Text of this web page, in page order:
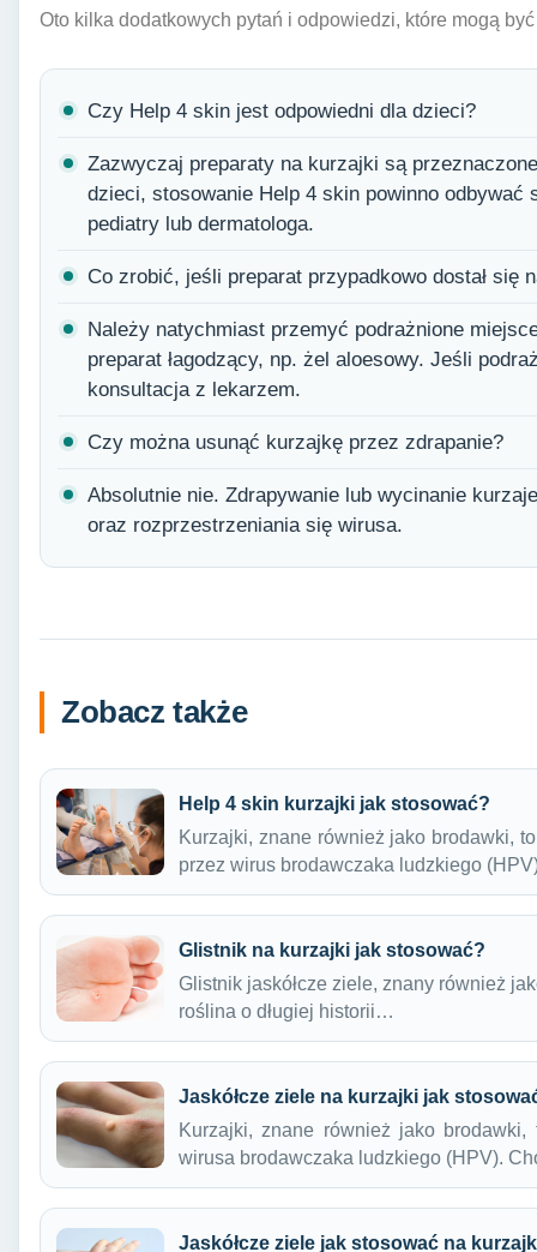
Oto kilka dodatkowych pytań i odpowiedzi, które mogą
Czy Help 4 skin jest odpowiedni dla dzieci?
Zazwyczaj preparaty na kurzajki są
dzieci, stosowanie Help 4 skin powinno odbywać
pediatry lub dermatologa.
Co zrobić, jeśli preparat przypadkowo dostał się
Należy natychmiast przemyć podrażnione
preparat łagodzący, np. żel aloesowy. Jeśli
konsultacja z lekarzem.
Czy można usunąć kurzajkę przez zdrapanie?
Absolutnie nie. Zdrapywanie lub wycinanie
oraz rozprzestrzeniania się wirusa.
Zobacz także
Help 4 skin kurzajki jak stosować?
Kurzajki, znane również jako brodawki,
przez wirus brodawczaka ludzkiego
Glistnik na kurzajki jak stosować?
Glistnik jaskółcze ziele, znany również
roślina o długiej historii…
Jaskółcze ziele na kurzajki jak
Kurzajki, znane również jako
wirusa brodawczaka ludzkiego (HPV).
Jaskółcze ziele jak stosować na